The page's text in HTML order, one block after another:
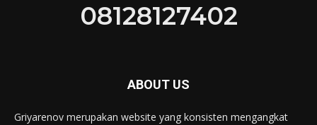
08128127402
ABOUT US
Griyarenov merupakan website yang konsisten mengangkat